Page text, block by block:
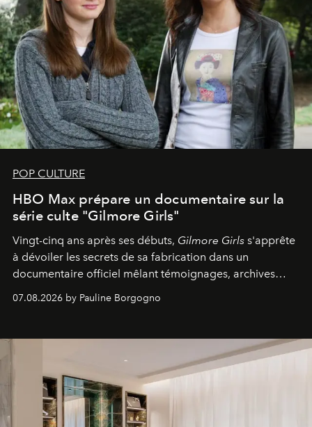
POP CULTURE
HBO Max prépare un documentaire sur la
série culte "Gilmore Girls"
Vingt-cinq ans après ses débuts, Gilmore Girls s'apprête
à dévoiler les secrets de sa fabrication dans un
documentaire officiel mêlant témoignages, archives
générationnel.
07.08.2026 by Pauline Borgogno